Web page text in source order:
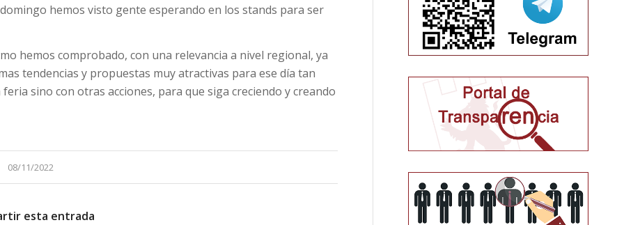
hemos visto gente esperando en los stands para ser
hemos comprobado, con una relevancia a nivel regional, ya
tendencias y propuestas muy atractivas para ese día tan
sino con otras acciones, para que siga creciendo y creando
08/11/2022
esta entrada